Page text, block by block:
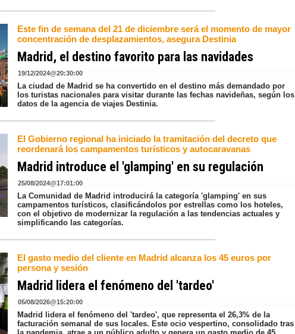
Este fin de semana del 21 de diciembre será el momento de mayor
concentración de desplazamientos, asegura Destinia
Madrid, el destino favorito para las navidades
19/12/2024@20:30:00
La ciudad de Madrid se ha convertido en el destino más demandado por
los turistas nacionales para visitar durante las fechas navideñas, según los
datos de la agencia de viajes Destinia.
El Gobierno regional ha iniciado la tramitación del decreto que
reordenará los campamentos turísticos y autocaravanas
Madrid introduce el 'glamping' en su regulación
25/08/2024@17:01:00
La Comunidad de Madrid introducirá la categoría 'glamping' en sus
campamentos turísticos, clasificándolos por estrellas como los hoteles,
con el objetivo de modernizar la regulación a las tendencias actuales y
simplificando las categorías.
El gasto medio del cliente en Madrid alcanza los 45 euros por
persona y sesión
Madrid lidera el fenómeno del 'tardeo'
05/08/2026@15:20:00
Madrid lidera el fenómeno del 'tardeo', que representa el 26,3% de la
facturación semanal de sus locales. Este ocio vespertino, consolidado tras